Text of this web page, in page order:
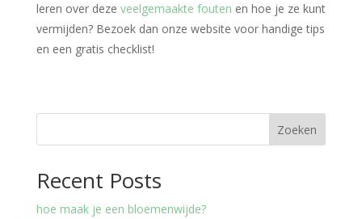
leren over deze veelgemaakte fouten en hoe je ze kunt
vermijden? Bezoek dan onze website voor handige tips
en een gratis checklist!
Zoeken
Recent Posts
hoe maak je een bloemenwijde?